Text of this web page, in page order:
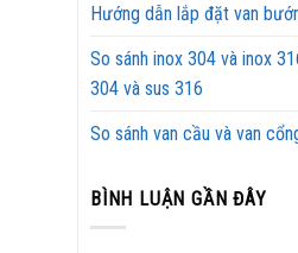
Hướng dẫn lắp đặt van
So sánh inox 304 và inox
304 và sus 316
So sánh van cầu và van
BÌNH LUẬN GẦN ĐÂY